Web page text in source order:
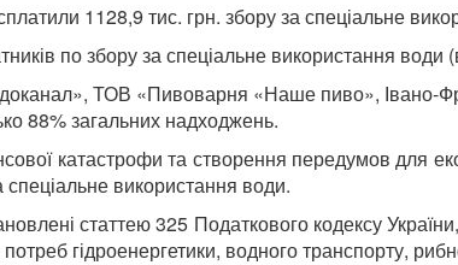
1128,9 тис. грн. збору за спеціальне
по збору за спеціальне використання
ТОВ «Пивоварня «Наше пиво»,
88% загальних надходжень.
катастрофи та створення передумов для
використання води.
статтею 325 Податкового кодексу
гідроенергетики, водного транспорту,